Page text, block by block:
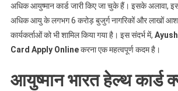
अधिक आयुष्मान कार्ड जारी किए जा चुके हैं। इसके अलावा,
अधिक आयु के लगभग 6 करोड़ बुजुर्ग नागरिकों और लाखों
कार्यकर्ताओं को भी शामिल किया गया है। इस संदर्भ में,
Card Apply Onlineकरना एक महत्वपूर्ण कदम है।
आयुष्मान भारत हेल्थ कार्ड